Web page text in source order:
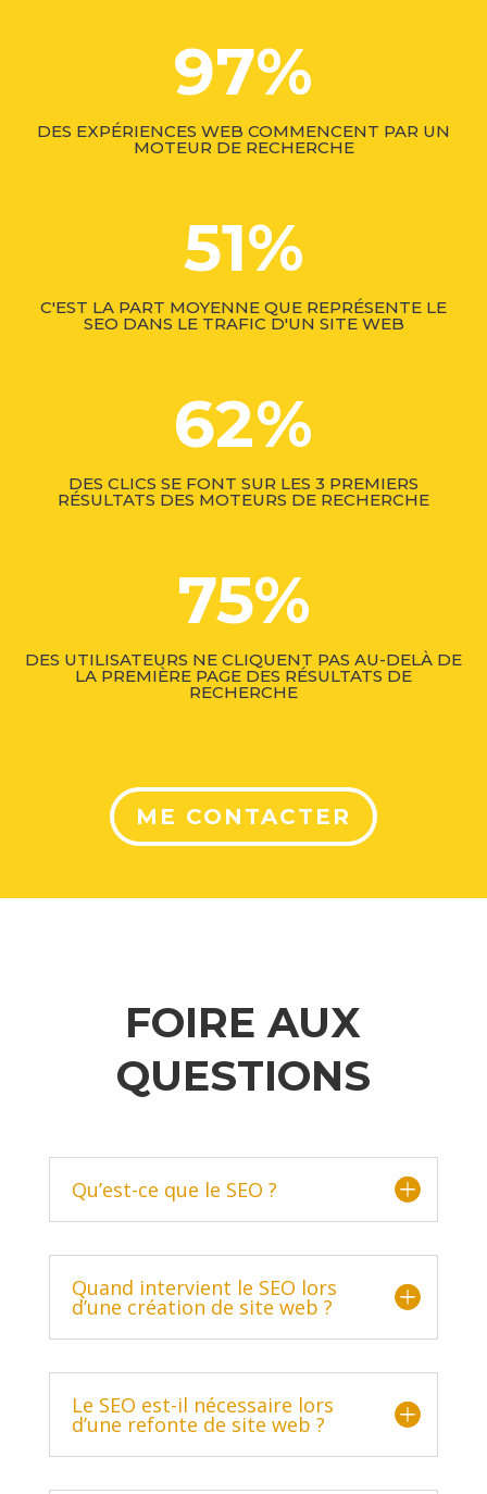
97%
DES EXPÉRIENCES WEB COMMENCENT PAR UN
MOTEUR DE RECHERCHE
51%
C'EST LA PART MOYENNE QUE REPRÉSENTE LE
SEO DANS LE TRAFIC D'UN SITE WEB
62%
DES CLICS SE FONT SUR LES 3 PREMIERS
RÉSULTATS DES MOTEURS DE RECHERCHE
75%
DES UTILISATEURS NE CLIQUENT PAS AU-DELÀ DE
LA PREMIÈRE PAGE DES RÉSULTATS DE
RECHERCHE
ME CONTACTER
FOIRE AUX
QUESTIONS
Qu’est-ce que le SEO ?
Quand intervient le SEO lors
d’une création de site web ?
Le SEO est-il nécessaire lors
d’une refonte de site web ?